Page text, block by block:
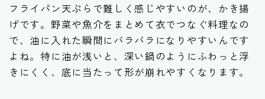
フライパン天ぷらで難しく感じやすいのが、かき揚
げです。野菜や魚介をまとめて衣でつなぐ料理なの
で、油に入れた瞬間にバラバラになりやすいんです
よね。特に油が浅いと、深い鍋のようにふわっと浮
きにくく、底に当たって形が崩れやすくなります。